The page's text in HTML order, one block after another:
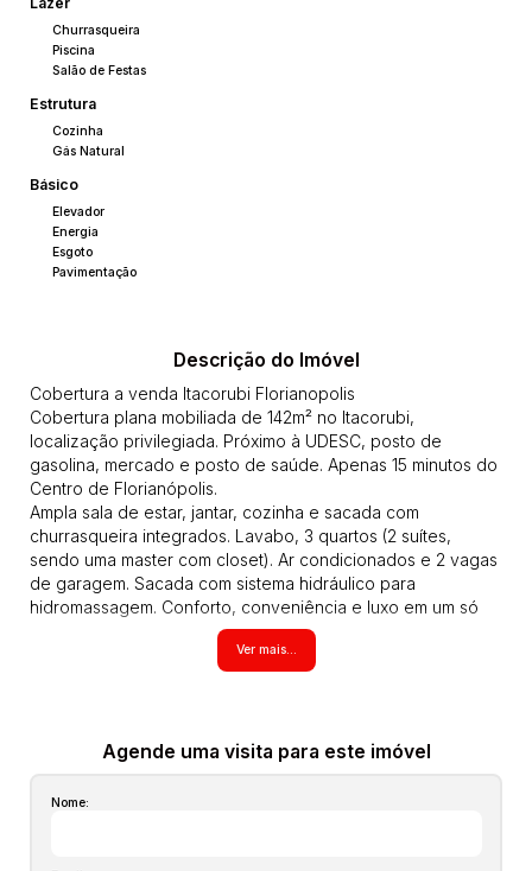
Churrasqueira
Piscina
Salão de Festas
Estrutura
Cozinha
Gás Natural
Básico
Elevador
Energia
Esgoto
Pavimentação
Descrição do Imóvel
Cobertura a venda Itacorubi Florianopolis
Cobertura plana mobiliada de 142m² no Itacorubi,
localização privilegiada. Próximo à UDESC, posto de
gasolina, mercado e posto de saúde. Apenas 15 minutos do
Centro de Florianópolis.
Ampla sala de estar, jantar, cozinha e sacada com
churrasqueira integrados. Lavabo, 3 quartos (2 suítes,
sendo uma master com closet). Ar condicionados e 2 vagas
de garagem. Sacada com sistema hidráulico para
hidromassagem. Conforto, conveniência e luxo em um só
Itacorubi é um bairro central e estratégico. Sua localização
privilegiada oferece fácil acesso à Lagoa da Conceição e
agropecuário/industrial, garantindo conveniência e
qualidade de vida
CO00089
Ver mais...
Agende uma visita para este imóvel
Nome: